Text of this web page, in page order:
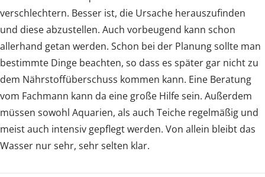
verschlechtern. Besser ist, die Ursache herauszufinden
und diese abzustellen. Auch vorbeugend kann schon
allerhand getan werden. Schon bei der Planung sollte man
bestimmte Dinge beachten, so dass es später gar nicht zu
dem Nährstoffüberschuss kommen kann. Eine Beratung
vom Fachmann kann da eine große Hilfe sein. Außerdem
müssen sowohl Aquarien, als auch Teiche regelmäßig und
meist auch intensiv gepflegt werden. Von allein bleibt das
Wasser nur sehr, sehr selten klar.